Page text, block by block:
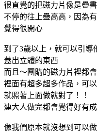
很直覺的把磁力片像是疊書
不停的往上疊高高，因為
覺得很開心
到了3歲以上，就可以引導
蓋出立體的東西
而且～團購的磁力片裡都
裡面有超多超多作品，可以
就照著上面做就對了！！
連大人做完都會覺得好有
像我們原本就沒想到可以